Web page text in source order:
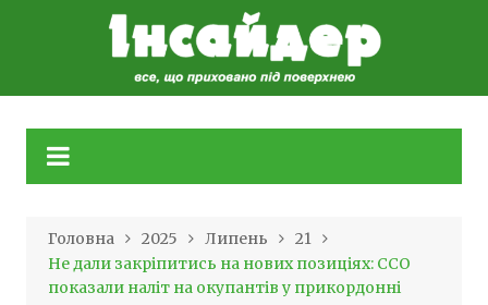
Головна 2025 Липень
21
Не дали закріпитись на нових позиціях: ССО
показали наліт на окупантів у прикордонні